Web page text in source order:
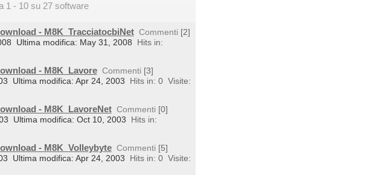
1 - 10 su 27 software
- M8K_TracciatocbiNet Commenti [2]
Ultima modifica: May 31, 2008
Hits in:
- M8K_Lavore Commenti [3]
Ultima modifica: Apr 24, 2003 Hits in: 0 Visite:
- M8K_LavoreNet Commenti [0]
Ultima modifica: Oct 10, 2003
Hits in:
- M8K_Volleybyte Commenti [5]
Ultima modifica: Apr 24, 2003 Hits in: 0 Visite: